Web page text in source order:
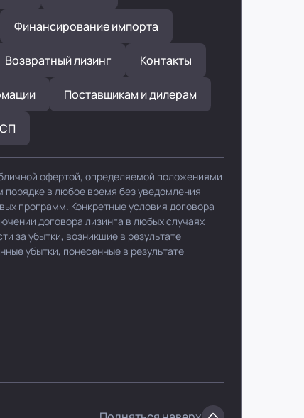
Финансирование импорта
Возвратный лизинг Контакты
Поставщикам и дилерам
офертой, определяемой положениями
порядке в любое время без уведомления
программ. Конкретные условия договора
договора лизинга в любых случаях
за убытки, возникшие в результате
убытки, понесенные в результате